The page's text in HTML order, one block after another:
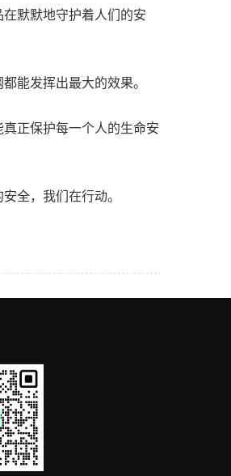
默默地守护着人们的安
能发挥出最大的效果。
正保护每一个人的生命安
全，我们在行动。